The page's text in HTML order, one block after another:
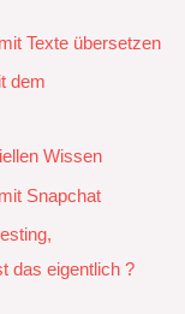
Texte übersetzen
dem
Wissen
Snapchat‭
das eigentlich ?